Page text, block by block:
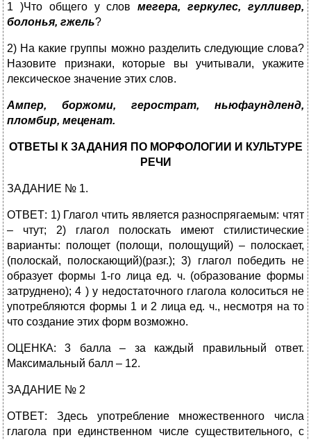
1 )Что общего у словмегера, геркулес, гулливер,
болонья, гжель?
2) На какие группы можно разделить следующие слова?
Назовите признаки, которые вы учитывали, укажите
лексическое значение этих слов.
Ампер, боржоми, герострат, ньюфаундленд,
пломбир, меценат.
ОТВЕТЫ К ЗАДАНИЯ ПО МОРФОЛОГИИ И КУЛЬТУРЕ
РЕЧИ
ЗАДАНИЕ № 1.
ОТВЕТ: 1) Глагол чтить является разноспрягаемым: чтят
– чтут; 2) глагол полоскать имеют стилистические
варианты: полощет (полощи, полощущий) – полоскает,
(полоскай, полоскающий)(разг.); 3) глагол победить не
образует формы 1-го лица ед. ч. (образование формы
затруднено); 4 ) у недостаточного глагола колоситься не
употребляются формы 1 и 2 лица ед. ч., несмотря на то
что создание этих форм возможно.
ОЦЕНКА: 3 балла – за каждый правильный ответ.
Максимальный балл – 12.
ЗАДАНИЕ № 2
ОТВЕТ: Здесь употребление множественного числа
глагола при единственном числе существительного, с